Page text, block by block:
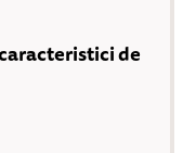
de